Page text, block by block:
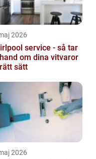
2026
service - så tar
om dina vitvaror
sätt
2026